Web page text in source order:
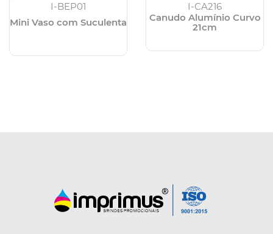
I-BEP01
Mini Vaso com Suculenta
I-CA216
Canudo Alumínio Curvo
21cm